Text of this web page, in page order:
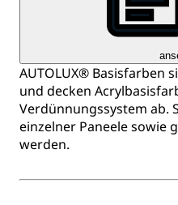
AUTOLUX® Basisfarben
und decken
Verdünnungssystem ab.
einzelner Paneele sowie
werden.